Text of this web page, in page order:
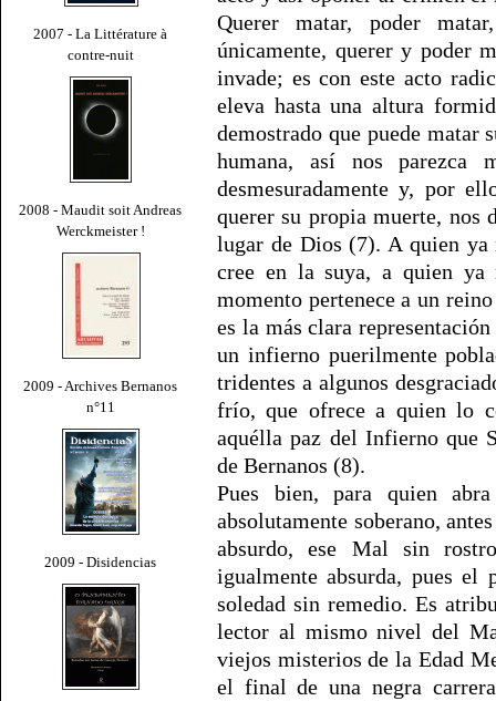
2007 - La Littérature à
contre-nuit
2008 - Maudit soit Andreas
Werckmeister !
2009 - Archives Bernanos
n°11
2009 - Disidencias
Querer matar, poder
únicamente, querer y poder
invade; es con este acto
eleva hasta una altura
demostrado que puede matar
humana, así nos parezca
desmesuradamente y, por
querer su propia muerte, nos
lugar de Dios (7). A quien
cree en la suya, a quien ya
momento pertenece a un
es la más clara
un infierno puerilmente
tridentes a algunos
frío, que ofrece a quien lo
aquélla paz del Infierno que
de Bernanos (8).
Pues bien, para quien
absolutamente soberano,
absurdo, ese Mal sin
igualmente absurda, pues
soledad sin remedio. Es
lector al mismo nivel del
viejos misterios de la Edad
el final de una negra